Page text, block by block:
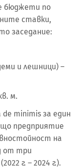
бюджети по
ставки,
заседание:
и лешници) –
м.
minimis за един
предприятие
на
от три
г. – 2024 г.).